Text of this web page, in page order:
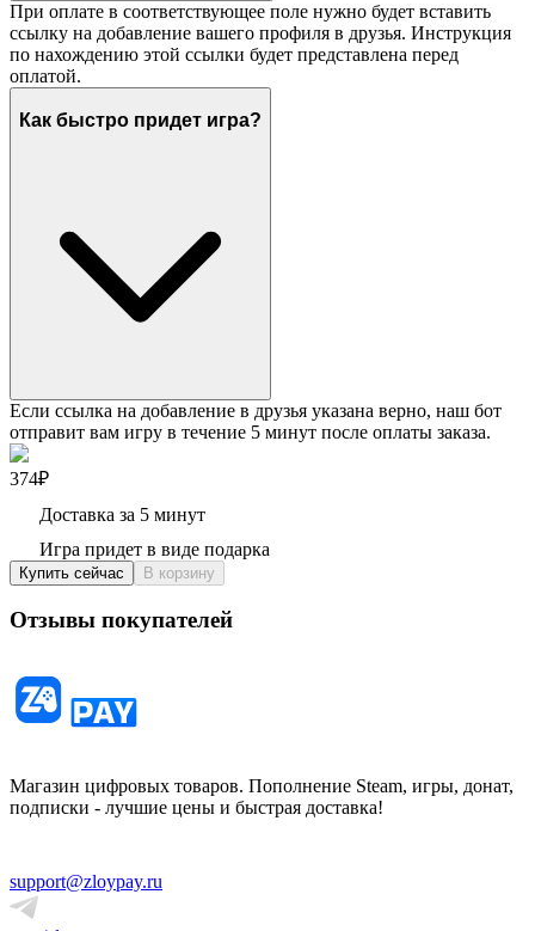
При оплате в соответствующее поле нужно будет вставить
ссылку на добавление вашего профиля в друзья. Инструкция
по нахождению этой ссылки будет представлена перед
оплатой.
Как быстро придет игра?
Если ссылка на добавление в друзья указана верно, наш бот
отправит вам игру в течение 5 минут после оплаты заказа.
374₽
Доставка за 5 минут
Игра придет в виде подарка
Купить сейчас В корзину
Отзывы покупателей
Магазин цифровых товаров. Пополнение Steam, игры, донат,
подписки - лучшие цены и быстрая доставка!
support@zloypay.ru